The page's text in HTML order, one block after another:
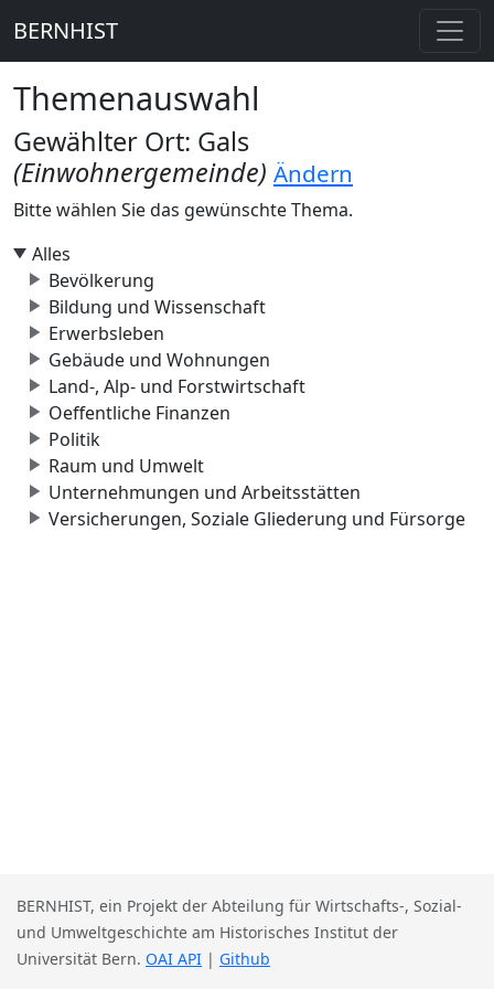
BERNHIST
Themenauswahl
Gewählter Ort: Gals
(Einwohnergemeinde) Ändern
Bitte wählen Sie das gewünschte Thema.
Alles
Bevölkerung
Bildung und Wissenschaft
Erwerbsleben
Gebäude und Wohnungen
Land-, Alp- und Forstwirtschaft
Oeffentliche Finanzen
Politik
Raum und Umwelt
Unternehmungen und Arbeitsstätten
Versicherungen, Soziale Gliederung und Fürsorge
BERNHIST, ein Projekt der Abteilung für Wirtschafts-, Sozial-
und Umweltgeschichte am Historisches Institut der
Universität Bern. OAI API | Github